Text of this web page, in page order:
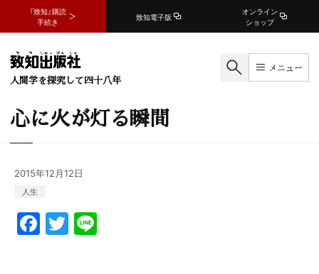
『致知』購読
手続き
致知電子版
オンライン
ショップ
人間学を探究して四十八年
メニュー
心に火が灯る瞬間
2015年12月12日
人生
F
a
T
w